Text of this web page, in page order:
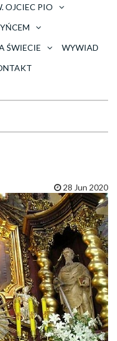
OJCIEC PIO
ŚWIECIE
WYWIAD
28 Jun 2020